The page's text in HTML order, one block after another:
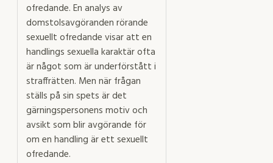
ofredande. En analys av
domstolsavgöranden rörande
sexuellt ofredande visar att en
handlings sexuella karaktär ofta
är något som är underförstått i
straffrätten. Men när frågan
ställs på sin spets är det
gärningspersonens motiv och
avsikt som blir avgörande för
om en handling är ett sexuellt
ofredande.